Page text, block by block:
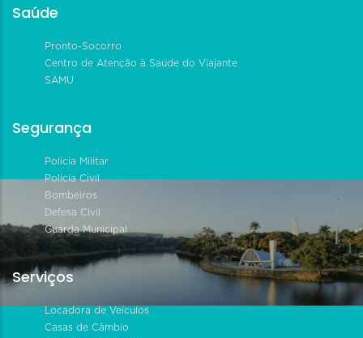
Saúde
Pronto-Socorro
Centro de Atenção à Saúde do Viajante
SAMU
Segurança
Polícia Militar
Polícia Civil
Bombeiros
Defesa Civil
Guarda Municipal
Serviços
Locadora de Veículos
Casas de Câmbio